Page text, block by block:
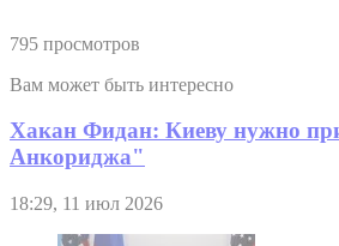
795 просмотров
Вам может быть интересно
Хакан Фидан: Киеву нужно
Анкориджа"
18:29, 11 июл 2026